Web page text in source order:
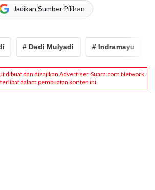
Jadikan Sumber Pilihan
# Dedi Mulyadi # Indramayu #